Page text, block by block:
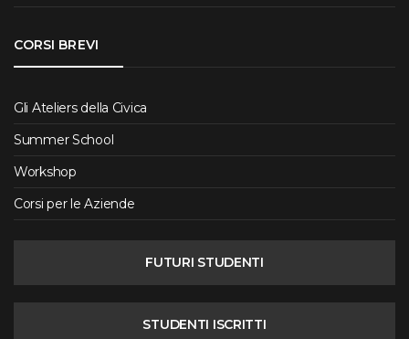
CORSI BREVI
Gli Ateliers della Civica
Summer School
Workshop
Corsi per le Aziende
FUTURI STUDENTI
STUDENTI ISCRITTI